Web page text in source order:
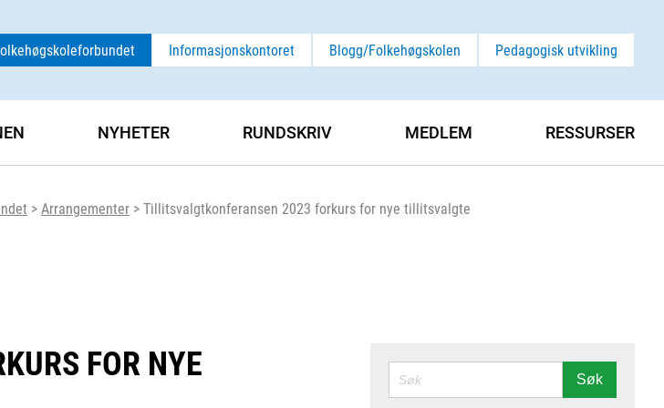
Informasjonskontoret Blogg/Folkehøgskolen Pedagogisk utvikling
>Arrangementer >Tillitsvalgtkonferansen 2023 forkurs for nye tillitsvalgte
NYHETER RUNDSKRIV MEDLEM RESSURSER
FOR NYE
SØK Søk